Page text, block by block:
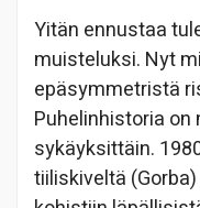
Yitän ennustaa
muisteluksi. Nyt
epäsymmetristä
Puhelinhistoria
sykäyksittäin.
tiiliskiveltä